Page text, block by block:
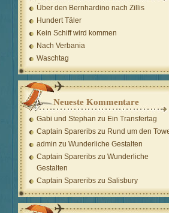
Über den Bernhardino nach Zillis
Hundert Täler
Kein Schiff wird kommen
Nach Verbania
Waschtag
Neueste Kommentare
Gabi und Stephan zu Ein Transfertag
Captain Spareribs zu Rund um den
admin zu Wunderliche Gestalten
Captain Spareribs zu Wunderliche
Gestalten
Captain Spareribs zu Salisbury